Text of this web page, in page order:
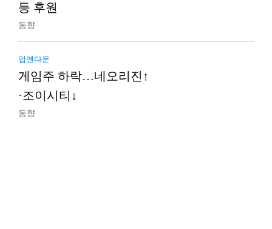
등 후원
동향
업앤다운
게임주 하락…네오리진↑
·조이시티↓
동향